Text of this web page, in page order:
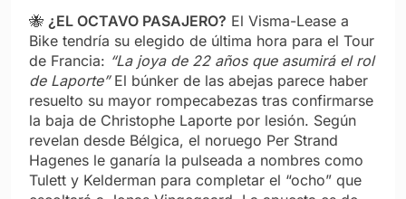
🐝 ¿EL OCTAVO PASAJERO? El Visma-Lease a
Bike tendría su elegido de última hora para el Tour
de Francia: “La joya de 22 años que asumirá el rol
de Laporte”El búnker de las abejas parece haber
resuelto su mayor rompecabezas tras confirmarse
la baja de Christophe Laporte por lesión. Según
revelan desde Bélgica, el noruego Per Strand
Hagenes le ganaría la pulseada a nombres como
Tulett y Kelderman para completar el “ocho” que